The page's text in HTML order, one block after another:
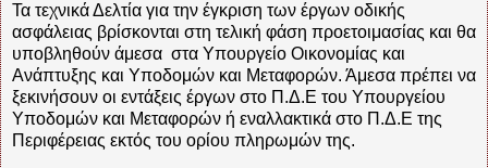
Τα τεχνικά Δελτία για την έγκριση των έργων οδικής
ασφάλειας βρίσκονται στη τελική φάση προετοιμασίας και θα
υποβληθούν άμεσα στα Υπουργείο Οικονομίας και
Ανάπτυξης και Υποδομών και Μεταφορών. Άμεσα πρέπει να
ξεκινήσουν οι εντάξεις έργων στο Π.Δ.Ε του Υπουργείου
Υποδομών και Μεταφορών ή εναλλακτικά στο Π.Δ.Ε της
Περιφέρειας εκτός του ορίου πληρωμών της.